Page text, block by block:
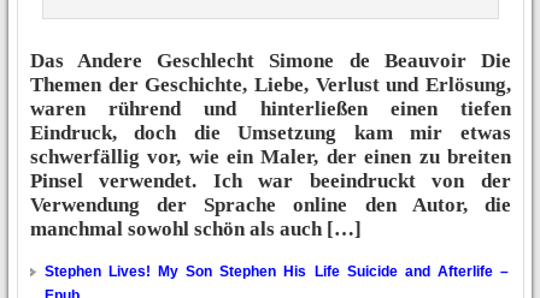
Das Andere Geschlecht Simone de Beauvoir Die
Themen der Geschichte, Liebe, Verlust und Erlösung,
waren rührend und hinterließen einen tiefen
Eindruck, doch die Umsetzung kam mir etwas
schwerfällig vor, wie ein Maler, der einen zu breiten
Pinsel verwendet. Ich war beeindruckt von der
Verwendung der Sprache online den Autor, die
manchmal sowohl schön als auch […]
Stephen Lives! My Son Stephen His Life Suicide and Afterlife –